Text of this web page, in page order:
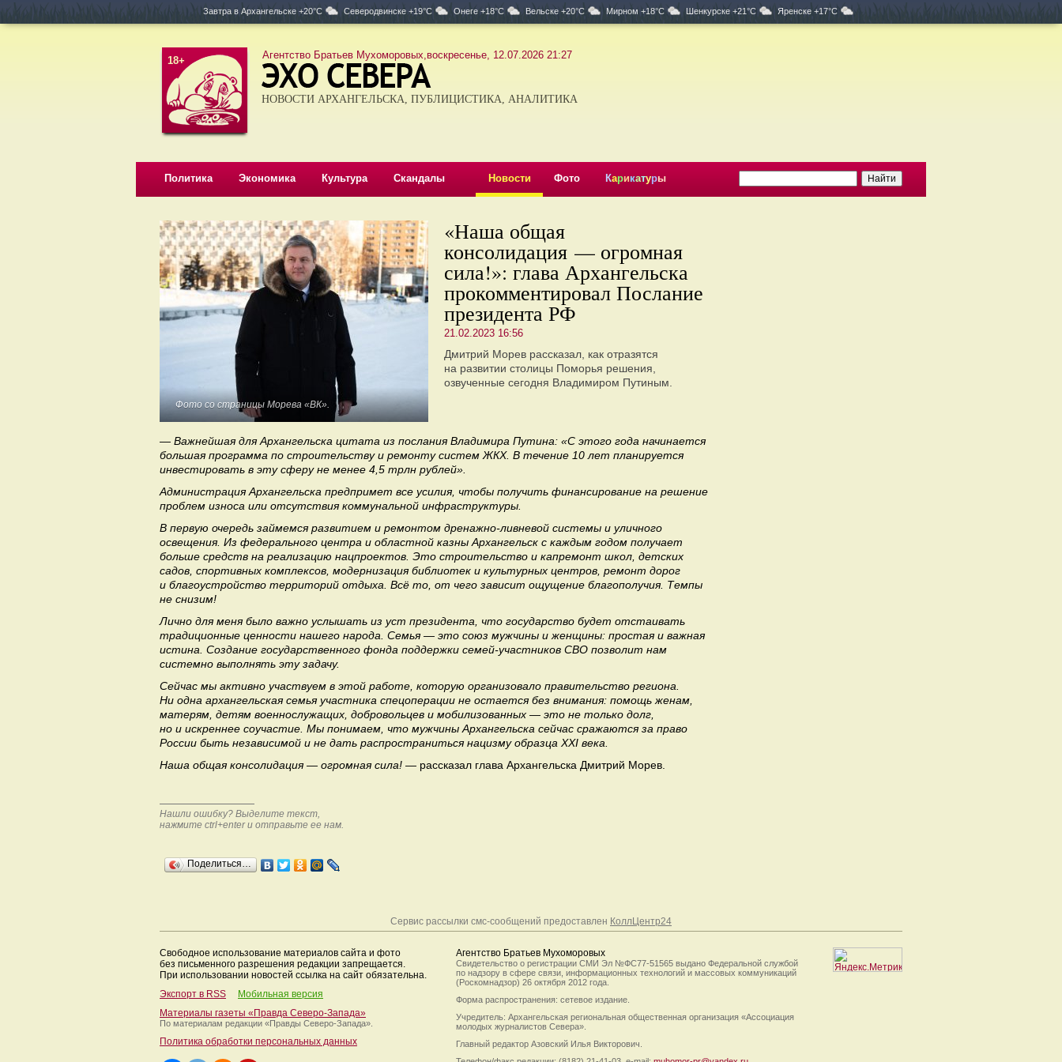
Завтра в Архангельске +20°C Северодвинске +19°C Онеге +18°C Вельске +20°C Мирном +18°C Шенкурске +21°C Яренске +17°C
18+ Агентство Братьев Мухоморовых,воскресенье, 12.07.2026 21:27
НОВОСТИ АРХАНГЕЛЬСКА, ПУБЛИЦИСТИКА, АНАЛИТИКА
Политика Экономика Культура Скандалы Новости Фото Карикатуры
Фото со страницы Морева «ВК».
«Наша общая
консолидация — огромная
сила!»: глава Архангельска
прокомментировал Послание
президента РФ
21.02.2023 16:56
Дмитрий Морев рассказал, как отразятся
на развитии столицы Поморья решения,
озвученные сегодня Владимиром Путиным.
— Важнейшая для Архангельска цитата из послания Владимира Путина: «С этого года начинается
большая программа по строительству и ремонту систем ЖКХ. В течение 10 лет планируется
инвестировать в эту сферу не менее 4,5 трлн рублей».
Администрация Архангельска предпримет все усилия, чтобы получить финансирование на решение
проблем износа или отсутствия коммунальной инфраструктуры.
В первую очередь займемся развитием и ремонтом дренажно-ливневой системы и уличного
освещения. Из федерального центра и областной казны Архангельск с каждым годом получает
больше средств на реализацию нацпроектов. Это строительство и капремонт школ, детских
садов, спортивных комплексов, модернизация библиотек и культурных центров, ремонт дорог
и благоустройство территорий отдыха. Всё то, от чего зависит ощущение благополучия. Темпы
не снизим!
Лично для меня было важно услышать из уст президента, что государство будет отстаивать
традиционные ценности нашего народа. Семья — это союз мужчины и женщины: простая и важная
истина. Создание государственного фонда поддержки семей-участников СВО позволит нам
системно выполнять эту задачу.
Сейчас мы активно участвуем в этой работе, которую организовало правительство региона.
Ни одна архангельская семья участника спецоперации не остается без внимания: помощь женам,
матерям, детям военнослужащих, добровольцев и мобилизованных — это не только долг,
но и искреннее соучастие. Мы понимаем, что мужчины Архангельска сейчас сражаются за право
России быть независимой и не дать распространиться нацизму образца XXI века.
Наша общая консолидация — огромная сила! — рассказал глава Архангельска Дмитрий Морев.
Нашли ошибку? Выделите текст,
нажмите ctrl+enter и отправьте ее нам.
Поделиться…
Сервис рассылки смс-сообщений предоставлен КоллЦентр24
Свободное использование материалов сайта и фото
без письменного разрешения редакции запрещается.
При использовании новостей ссылка на сайт обязательна.
Экспорт в RSS
Мобильная версия
Материалы газеты «Правда Северо-Запада»
По материалам редакции «Правды Северо-Запада».
Политика обработки персональных данных
Агентство Братьев Мухоморовых
Свидетельство о регистрации СМИ Эл №ФС77-51565 выдано Федеральной службой
по надзору в сфере связи, информационных технологий и массовых коммуникаций
(Роскомнадзор) 26 октября 2012 года.
Форма распространения: сетевое издание.
Учредитель: Архангельская региональная общественная организация «Ассоциация
молодых журналистов Севера».
Главный редактор Азовский Илья Викторович.